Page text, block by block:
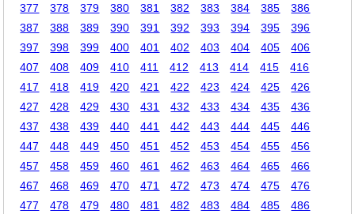
377
378 379 380 381 382 383 384 385
386
387
388 389 390 391 392 393 394 395
396
397
398 399 400 401 402 403 404 405
406
407
408 409 410 411 412 413 414 415
416
417
418 419 420 421 422 423 424 425
426
427
428 429 430 431 432 433 434 435
436
437
438 439 440 441 442 443 444 445
446
447
448 449 450 451 452 453 454 455
456
457
458 459 460 461 462 463 464 465
466
467
468 469 470 471 472 473 474 475
476
477
478 479 480 481 482 483 484 485
486